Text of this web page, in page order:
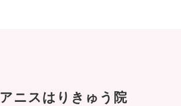
アニスはりきゅう院